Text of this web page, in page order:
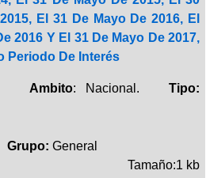
El 31 De Mayo De 2016, El
2016 Y El 31 De Mayo De 2017,
Periodo De Interés
Ambito: Nacional.Tipo:
Grupo: General
Tamaño:1 kb